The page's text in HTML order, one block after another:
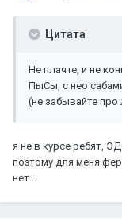
Цитата
Не плачте, и не
ПыСы, с нео
(не забывайте
я не в курсе ребят,
поэтому для меня
нет...